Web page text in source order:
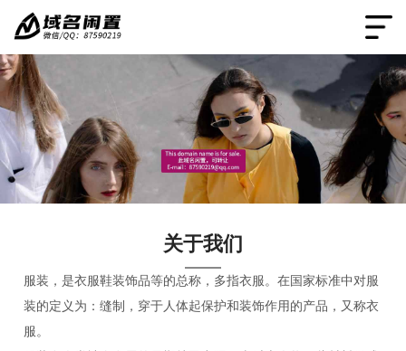
关于我们
服装，是衣服鞋装饰品等的总称，多指衣服。在国家标准中对服
装的定义为：缝制，穿于人体起保护和装饰作用的产品，又称衣
服。